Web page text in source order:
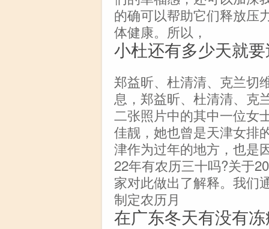
的确可以帮助它们释放压
体健康。所以，
小杜还有多少天就
郑益昕、杜清清、克兰切
息，郑益昕、杜清清、克
二张照片中的其中一位女
佳靓，她也曾是天津女排
津作为过年的地方，也是
22年有农历三十吗?关于
家对此做出了解释。我们
制定农历月
在广东冬天有没有